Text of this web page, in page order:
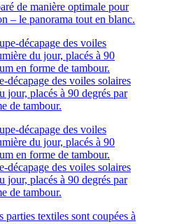
de manière optimale pour
– le panorama tout en blanc.
décapage des voiles solaires
jour, placés à 90 degrés par
de tambour.
décapage des voiles solaires
jour, placés à 90 degrés par
de tambour.